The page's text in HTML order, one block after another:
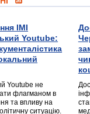
ІМІ
Youtube:
Youtube не
флагманом в
та впливу на
ситуацію.